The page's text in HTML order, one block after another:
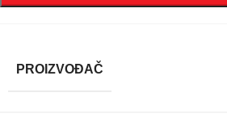
PROIZVOĐAČ